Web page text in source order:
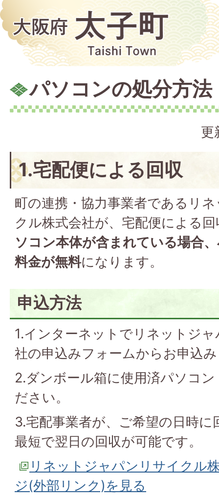
パソコンの処分方法
更
1.宅配便による回収
町の連携・協力事業者であるリ
クル株式会社が、宅配便による
ソコン本体が含まれている場合
料金が無料になります。
申込方法
1.インターネットでリネットジ
社の申込みフォームからお申込
2.ダンボール箱に使用済パソコ
ださい。
3.宅配事業者が、ご希望の日時
最短で翌日の回収が可能です。
リネットジャパンリサイクル
ジ(外部リンク)を見る